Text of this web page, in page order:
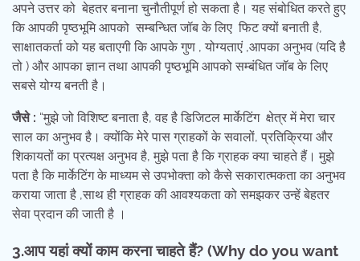
अपने उत्तर को बेहतर बनाना चुनौतीपूर्ण हो सकता है। यह संबोधित करते हुए
कि आपकी पृष्ठभूमि आपको सम्बन्धित जॉब के लिए फिट क्यों बनाती है,
साक्षातकर्ता को यह बताएगी कि आपके गुण , योग्यताएं ,आपका अनुभव (यदि है
तो ) और आपका ज्ञान तथा आपकी पृष्ठभूमि आपको सम्बंधित जॉब के लिए
सबसे योग्य बनती है।
जैसे : “मुझे जो विशिष्ट बनाता है, वह है डिजिटल मार्केटिंग क्षेत्र में मेरा चार
साल का अनुभव है। क्योंकि मेरे पास ग्राहकों के सवालों, प्रतिक्रिया और
शिकायतों का प्रत्यक्ष अनुभव है, मुझे पता है कि ग्राहक क्या चाहते हैं। मुझे
पता है कि मार्केटिंग के माध्यम से उपभोक्ता को कैसे सकारात्मकता का अनुभव
कराया जाता है ,साथ ही ग्राहक की आवश्यकता को समझकर उन्हें बेहतर
सेवा प्रदान की जाती है ।
3.आप यहां क्यों काम करना चाहते हैं? (Why do you want